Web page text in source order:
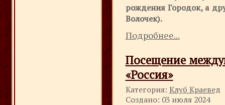
рождения Городок, а
Волочек).
Подробнее...
Посещение
«Россия»
Категория: Клуб Краевед
Создано: 03 июля 2024